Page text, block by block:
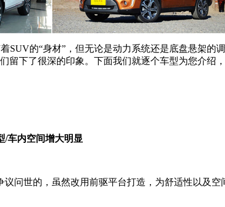
的“身材”，但无论是动力系统还是底盘悬架的
下了很深的印象。下面我们就逐个车型为您介绍
/车内空间增大明显
世的，虽然改用前驱平台打造，为舒适性以及空